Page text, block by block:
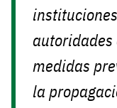
medidas
la